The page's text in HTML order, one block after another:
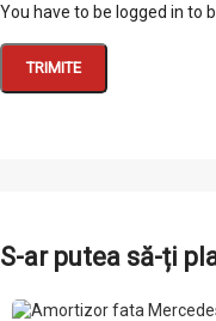
You have to be logged in to
S-ar putea să-ți